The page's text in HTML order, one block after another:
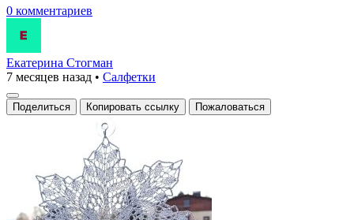
0 комментариев
Екатерина Стогман
7 месяцев назад • Салфетки
Поделиться Копировать ссылку Пожаловаться